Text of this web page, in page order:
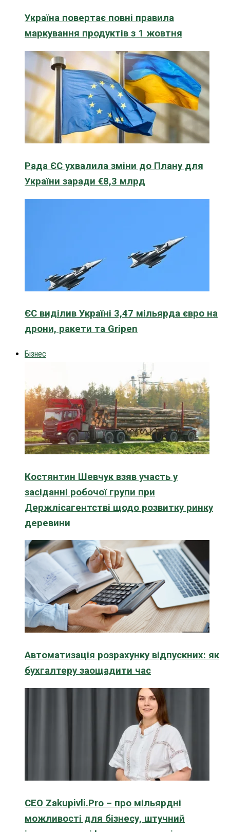
Україна повертає повні правила
маркування продуктів з 1 жовтня
Рада ЄС ухвалила зміни до Плану для
України заради €8,3 млрд
ЄС виділив Україні 3,47 мільярда євро на
дрони, ракети та Gripen
Бізнес
Костянтин Шевчук взяв участь у
засіданні робочої групи при
Держлісагентстві щодо розвитку ринку
деревини
Автоматизація розрахунку відпускних: як
бухгалтеру заощадити час
CEO Zakupivli.Pro – про мільярдні
можливості для бізнесу, штучний